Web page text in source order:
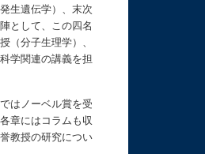
生遺伝学）、末次
として、この四名
（分子生理学）、
学関連の講義を担
はノーベル賞を受
章にはコラムも収
教授の研究につい